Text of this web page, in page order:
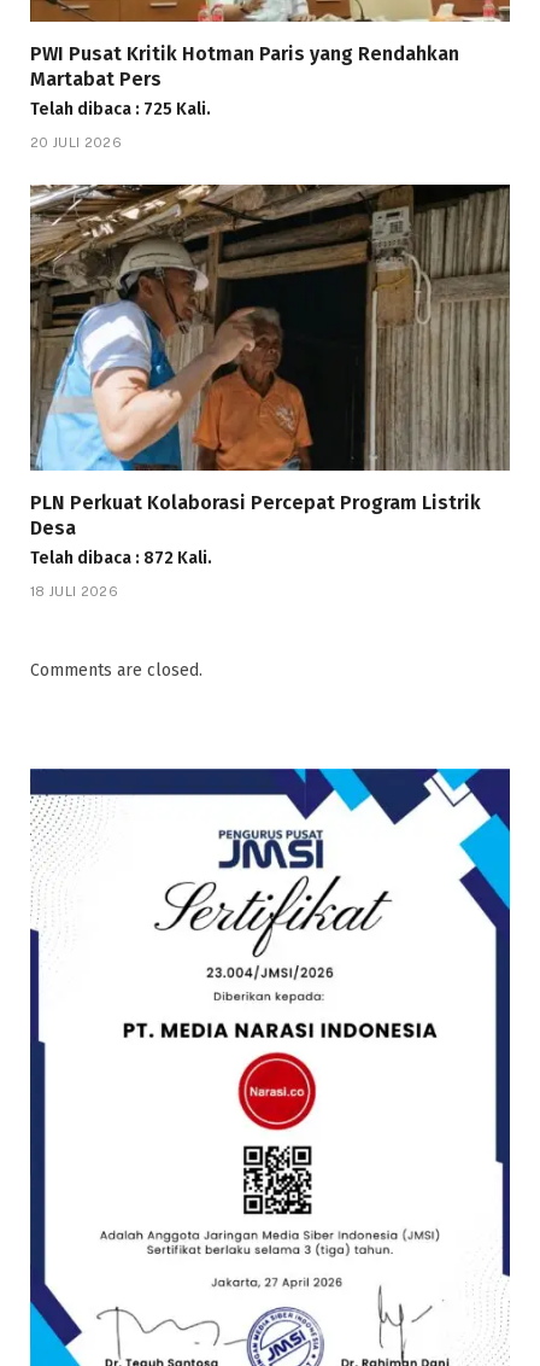
PWI Pusat Kritik Hotman Paris yang Rendahkan
Martabat Pers
Telah dibaca : 725 Kali.
20 JULI 2026
PLN Perkuat Kolaborasi Percepat Program Listrik
Desa
Telah dibaca : 872 Kali.
18 JULI 2026
Comments are closed.